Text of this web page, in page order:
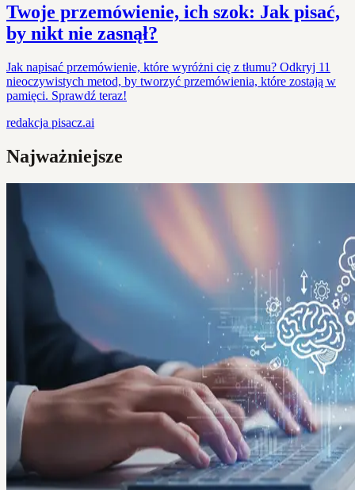
Twoje przemówienie, ich szok: Jak pisać,
by nikt nie zasnął?
Jak napisać przemówienie, które wyróżni cię z tłumu? Odkryj 11
nieoczywistych metod, by tworzyć przemówienia, które zostają w
pamięci. Sprawdź teraz!
redakcja pisacz.ai
Najważniejsze